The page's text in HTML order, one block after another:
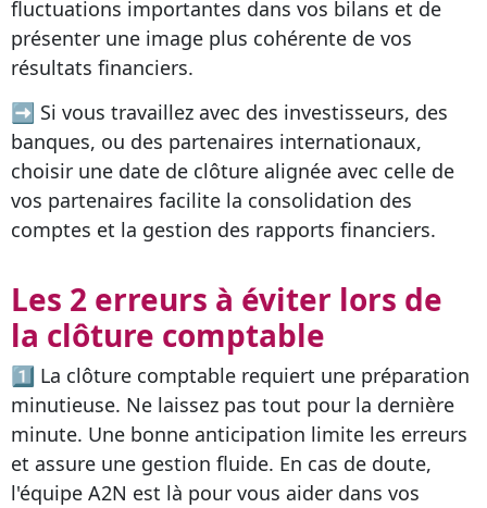
fluctuations importantes dans vos bilans et de
présenter une image plus cohérente de vos
résultats financiers.
➡ Si vous travaillez avec des investisseurs, des
banques, ou des partenaires internationaux,
choisir une date de clôture alignée avec celle de
vos partenaires facilite la consolidation des
comptes et la gestion des rapports financiers.
Les 2 erreurs à éviter lors de
la clôture comptable
1⃣ La clôture comptable requiert une préparation
minutieuse. Ne laissez pas tout pour la dernière
minute. Une bonne anticipation limite les erreurs
et assure une gestion fluide. En cas de doute,
l'équipe A2N est là pour vous aider dans vos